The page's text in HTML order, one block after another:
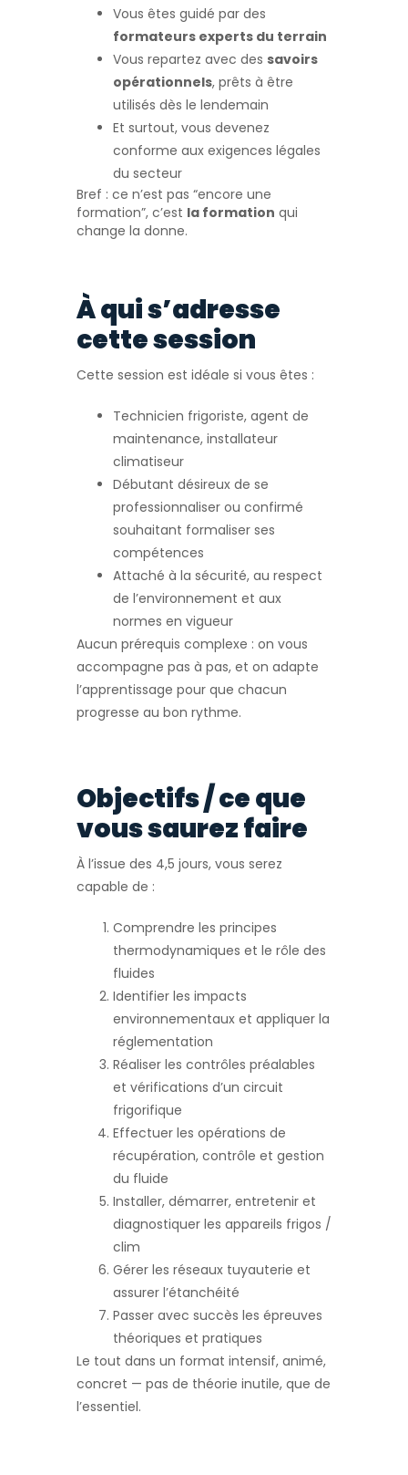
Vous êtes guidé par des
formateurs experts du terrain
Vous repartez avec des savoirs
opérationnels, prêts à être
utilisés dès le lendemain
Et surtout, vous devenez
conforme aux exigences légales
du secteur
Bref : ce n’est pas “encore une
formation”, c’est la formation qui
change la donne.
À qui s’adresse
cette session
Cette session est idéale si vous êtes :
Technicien frigoriste, agent de
maintenance, installateur
climatiseur
Débutant désireux de se
professionnaliser ou confirmé
souhaitant formaliser ses
compétences
Attaché à la sécurité, au respect
de l’environnement et aux
normes en vigueur
Aucun prérequis complexe : on vous
accompagne pas à pas, et on adapte
l’apprentissage pour que chacun
progresse au bon rythme.
Objectifs / ce que
vous saurez faire
À l’issue des 4,5 jours, vous serez
capable de :
Comprendre les principes
thermodynamiques et le rôle des
fluides
Identifier les impacts
environnementaux et appliquer la
réglementation
Réaliser les contrôles préalables
et vérifications d’un circuit
frigorifique
Effectuer les opérations de
récupération, contrôle et gestion
du fluide
Installer, démarrer, entretenir et
diagnostiquer les appareils frigos /
clim
Gérer les réseaux tuyauterie et
assurer l’étanchéité
Passer avec succès les épreuves
théoriques et pratiques
Le tout dans un format intensif, animé,
concret — pas de théorie inutile, que de
l’essentiel.